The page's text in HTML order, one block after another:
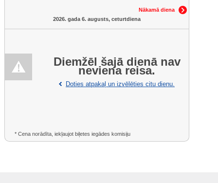
Nākamā diena
2026. gada 6. augusts, ceturtdiena
Diemžēl šajā dienā nav
neviena reisa.
Doties atpakaļ un izvēlēties citu dienu.
* Cena norādīta, iekļaujot biļetes iegādes komisiju